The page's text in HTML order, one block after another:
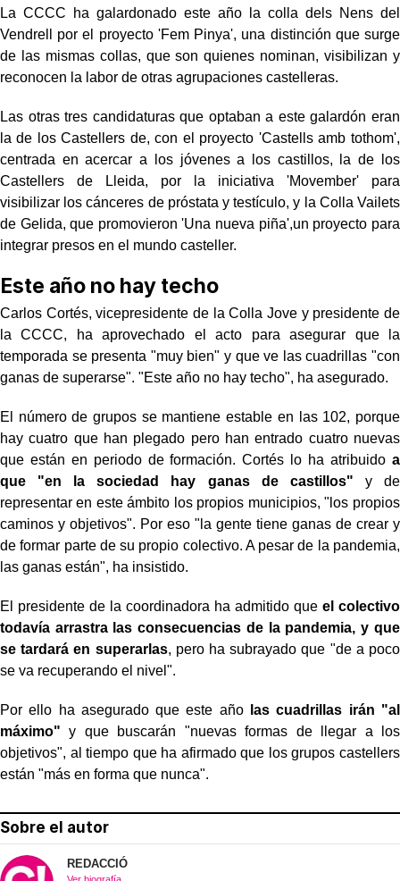
La CCCC ha galardonado este año la colla dels Nens del
Vendrell por el proyecto 'Fem Pinya', una distinción que surge
de las mismas collas, que son quienes nominan, visibilizan y
reconocen la labor de otras agrupaciones castelleras.
Las otras tres candidaturas que optaban a este galardón eran
la de los Castellers de, con el proyecto 'Castells amb tothom',
centrada en acercar a los jóvenes a los castillos, la de los
Castellers de Lleida, por la iniciativa 'Movember' para
visibilizar los cánceres de próstata y testículo, y la Colla Vailets
de Gelida, que promovieron 'Una nueva piña',un proyecto para
integrar presos en el mundo casteller.
Este año no hay techo
Carlos Cortés, vicepresidente de la Colla Jove y presidente de
la CCCC, ha aprovechado el acto para asegurar que la
temporada se presenta "muy bien" y que ve las cuadrillas "con
ganas de superarse". "Este año no hay techo", ha asegurado.
El número de grupos se mantiene estable en las 102, porque
hay cuatro que han plegado pero han entrado cuatro nuevas
que están en periodo de formación. Cortés lo ha atribuido a
que "en la sociedad hay ganas de castillos" y de
representar en este ámbito los propios municipios, "los propios
caminos y objetivos". Por eso "la gente tiene ganas de crear y
de formar parte de su propio colectivo. A pesar de la pandemia,
las ganas están", ha insistido.
El presidente de la coordinadora ha admitido queel colectivo
todavía arrastra las consecuencias de la pandemia, y que
se tardará en superarlas, pero ha subrayado que "de a poco
se va recuperando el nivel".
Por ello ha asegurado que este añolas cuadrillas irán "al
máximo" y que buscarán "nuevas formas de llegar a los
objetivos", al tiempo que ha afirmado que los grupos castellers
están "más en forma que nunca".
Sobre el autor
REDACCIÓ